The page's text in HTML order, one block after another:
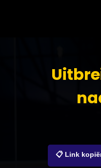
📋 Link